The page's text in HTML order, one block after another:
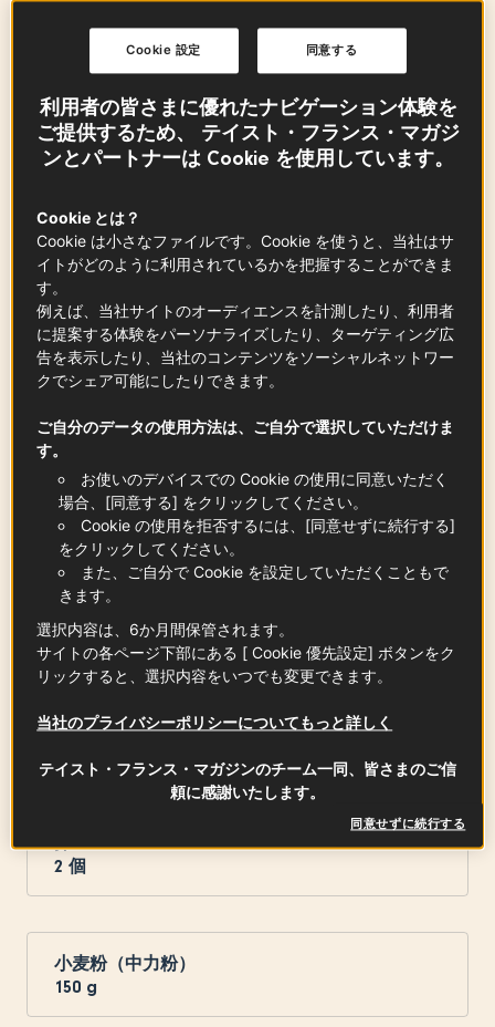
熱湯
200ml
室温に戻したバター 80 g + 型に塗る用のバター
100g
未精製砂糖（きび砂糖または黒糖）
50g
2大さじ
卵
2 個
小麦粉（中力粉）
150 g
利用者の皆さまに優れたナビゲーション体験を
ご提供するため、 テイスト・フランス・マガジ
ンとパートナーは Cookie を使用しています。
Cookie とは？
Cookie は小さなファイルです。Cookie を使うと、当社はサ
イトがどのように利用されているかを把握することができま
す。
例えば、当社サイトのオーディエンスを計測したり、利用者
に提案する体験をパーソナライズしたり、ターゲティング広
告を表示したり、当社のコンテンツをソーシャルネットワー
クでシェア可能にしたりできます。
ご自分のデータの使用方法は、ご自分で選択していただけま
す。
お使いのデバイスでの Cookie の使用に同意いただく
場合、[同意する] をクリックしてください。
Cookie の使用を拒否するには、[同意せずに続行する]
をクリックしてください。
また、ご自分で Cookie を設定していただくこともで
きます。
選択内容は、6か月間保管されます。
サイトの各ページ下部にある [ Cookie 優先設定] ボタンをク
リックすると、選択内容をいつでも変更できます。
当社のプライバシーポリシーについてもっと詳しく
テイスト・フランス・マガジンのチーム一同、皆さまのご信
頼に感謝いたします。
同意せずに続行する
同意する
Cookie 設定